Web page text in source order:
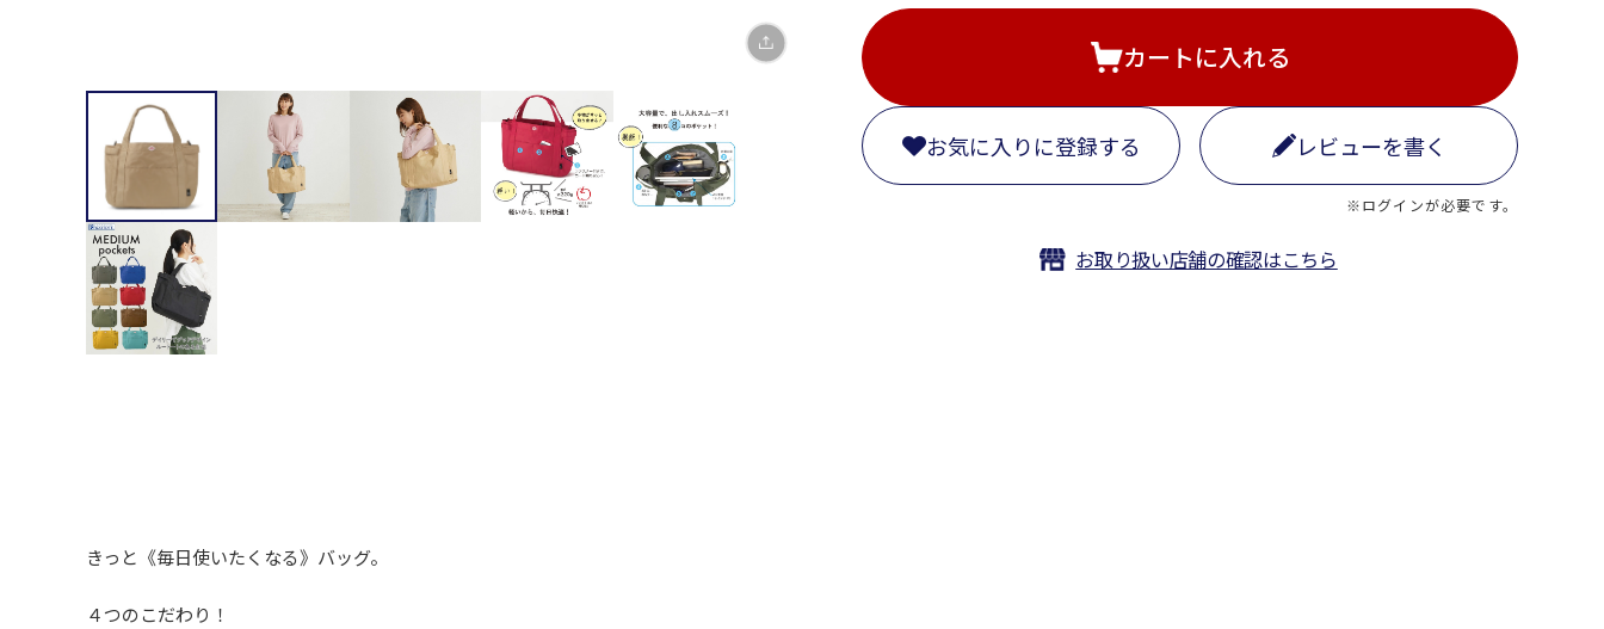
カートに入れる
お気に入りに登録する レビューを書く
※ログインが必要です。
お取り扱い店舗の確認はこちら
きっと《毎日使いたくなる》バッグ。
４つのこだわり！